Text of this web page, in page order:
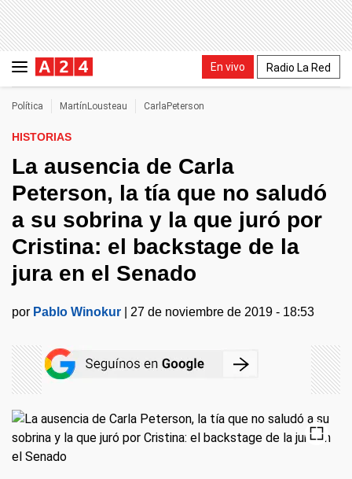
En vivo Radio La Red
Política MartínLousteau CarlaPeterson
HISTORIAS
La ausencia de Carla
Peterson, la tía que no saludó
a su sobrina y la que juró por
Cristina: el backstage de la
jura en el Senado
por Pablo Winokur 27 de noviembre de 2019 - 18:53